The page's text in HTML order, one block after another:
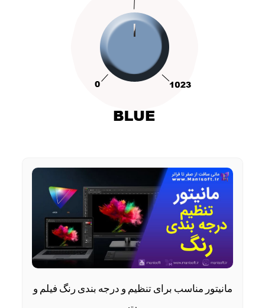
مانیتور مناسب برای تنظیم و درجه‌ بندی رنگ فیلم و